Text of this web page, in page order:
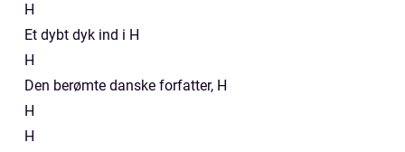
H
Et dybt dyk ind i H
H
Den berømte danske forfatter, H
H
H